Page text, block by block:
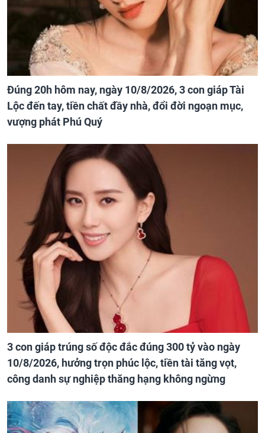
Đúng 20h hôm nay, ngày 10/8/2026, 3 con giáp Tài
Lộc đến tay, tiền chất đầy nhà, đổi đời ngoạn mục,
vượng phát Phú Quý
3 con giáp trúng số độc đắc đúng 300 tỷ vào ngày
10/8/2026, hưởng trọn phúc lộc, tiền tài tăng vọt,
công danh sự nghiệp thăng hạng không ngừng